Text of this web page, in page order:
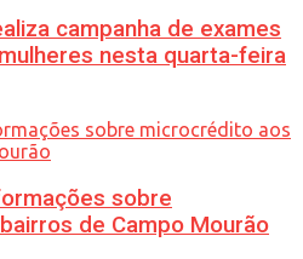
campanha de exames
nesta quarta-feira
sobre
de Campo Mourão